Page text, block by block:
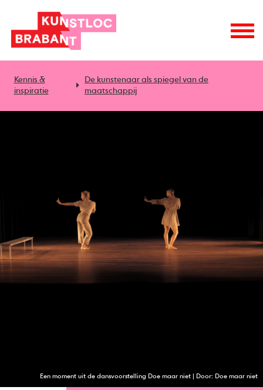
Kennis &
inspiratie
De kunstenaar als spiegel van de
maatschappij
Een moment uit de dansvoorstelling Doe maar niet | Door: Doe maar niet